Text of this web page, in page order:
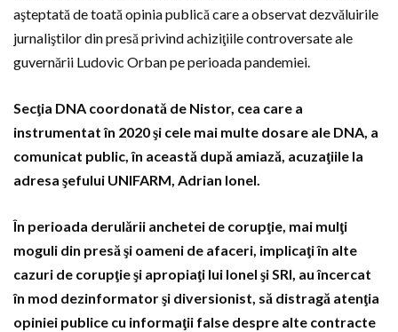
aşteptată de toată opinia publică care a observat dezvăluirile
jurnaliştilor din presă privind achiziţiile controversate ale
guvernării Ludovic Orban pe perioada pandemiei.
Secţia DNA coordonată de Nistor, cea care a
instrumentat în 2020 şi cele mai multe dosare ale DNA, a
comunicat public, în această după amiază, acuzaţiile la
adresa şefului UNIFARM, Adrian Ionel.
În perioada derulării anchetei de corupţie, mai mulţi
moguli din presă şi oameni de afaceri, implicaţi în alte
cazuri de corupţie şi apropiaţi lui Ionel şi SRI, au încercat
în mod dezinformator şi diversionist, să distragă atenţia
opiniei publice cu informaţii false despre alte contracte